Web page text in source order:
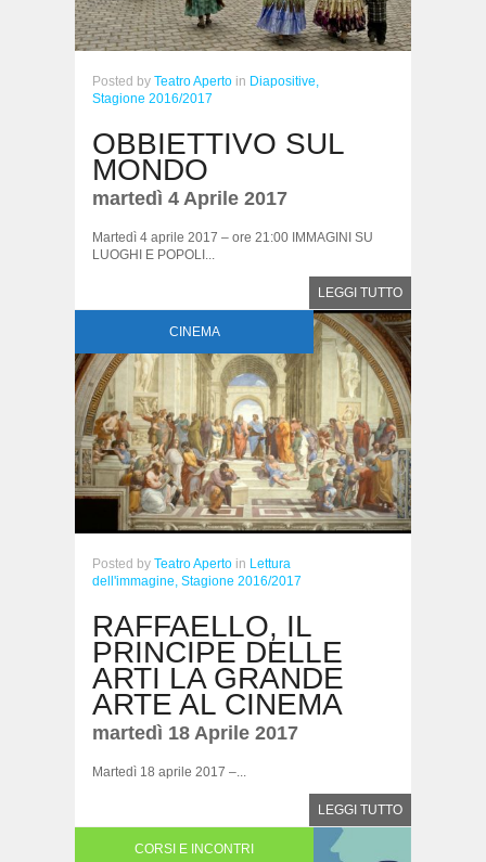
Posted by Teatro Aperto in Diapositive,
Stagione 2016/2017
OBBIETTIVO SUL
MONDO
martedì 4 Aprile 2017
Martedì 4 aprile 2017 – ore 21:00 IMMAGINI SU
LUOGHI E POPOLI...
LEGGI TUTTO
CINEMA
Posted by Teatro Aperto in Lettura
dell'immagine, Stagione 2016/2017
RAFFAELLO, IL
PRINCIPE DELLE
ARTI LA GRANDE
ARTE AL CINEMA
martedì 18 Aprile 2017
Martedì 18 aprile 2017 –...
LEGGI TUTTO
CORSI E INCONTRI